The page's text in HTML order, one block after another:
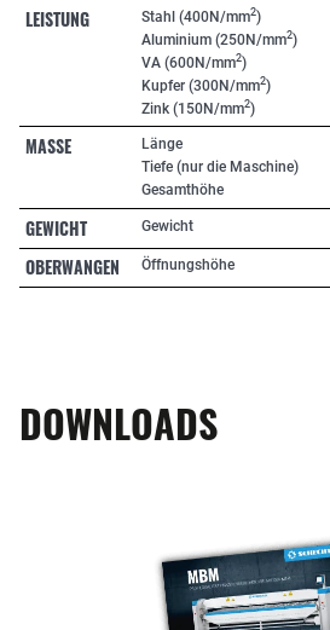
LEISTUNG Stahl (400N/mm2)
Aluminium (250N/mm2)
VA (600N/mm2)
Kupfer (300N/mm2)
Zink (150N/mm2)
MASSE
Länge
Tiefe (nur die Maschine)
Gesamthöhe
GEWICHT Gewicht
OBERWANGEN Öffnungshöhe
DOWNLOADS